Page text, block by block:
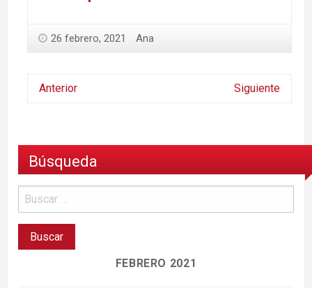
26 febrero, 2021 Ana
Anterior Siguiente
Búsqueda
FEBRERO 2021